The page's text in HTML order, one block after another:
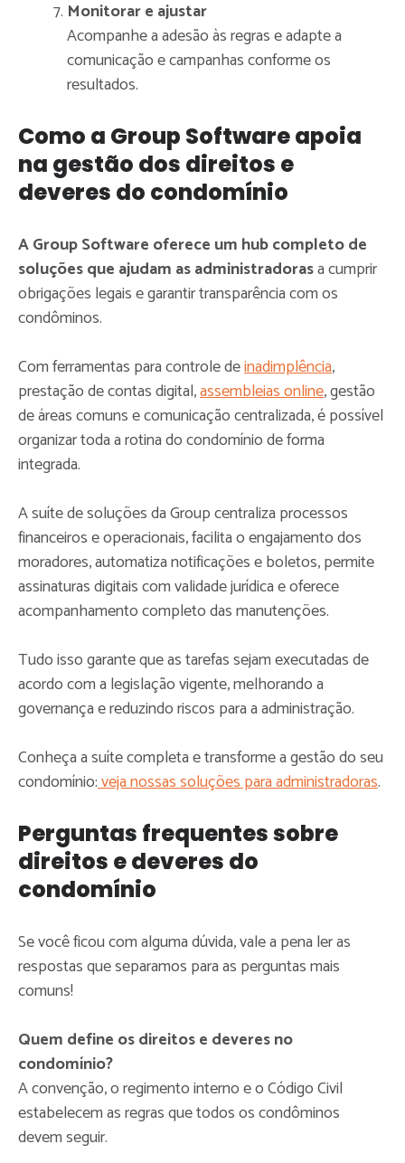
Nós usamos cookies e outras tecnologias
semelhantes para melhorar a sua experiência
você declara estar de acordo com a nossa
Política de Privacidade.
Recusar Cookies Aceitar Cookies
Nós usamos cookies e outras tecnologias
semelhantes para melhorar a sua experiência
você declara estar de acordo com a nossa
Política de Privacidade.
Recusar Cookies Aceitar Cookies
Monitorar e ajustar
Acompanhe a adesão às regras e adapte a
comunicação e campanhas conforme os
resultados.
Como a Group Software apoia
na gestão dos direitos e
deveres do condomínio
A Group Software oferece um hub completo de
soluções que ajudam as administradorasa cumprir
obrigações legais e garantir transparência com os
condôminos.
Com ferramentas para controle deinadimplência,
prestação de contas digital,assembleias online, gestão
de áreas comuns e comunicação centralizada, é possível
organizar toda a rotina do condomínio de forma
integrada.
A suíte de soluções da Group centraliza processos
financeiros e operacionais, facilita o engajamento dos
moradores, automatiza notificações e boletos, permite
assinaturas digitais com validade jurídica e oferece
acompanhamento completo das manutenções.
Tudo isso garante que as tarefas sejam executadas de
acordo com a legislação vigente, melhorando a
governança e reduzindo riscos para a administração.
Conheça a suíte completa e transforme a gestão do seu
condomínio:veja nossas soluções para administradoras.
Perguntas frequentes sobre
direitos e deveres do
condomínio
Se você ficou com alguma dúvida, vale a pena ler as
respostas que separamos para as perguntas mais
comuns!
Quem define os direitos e deveres no
condomínio?
A convenção, o regimento interno e o Código Civil
estabelecem as regras que todos os condôminos
devem seguir.